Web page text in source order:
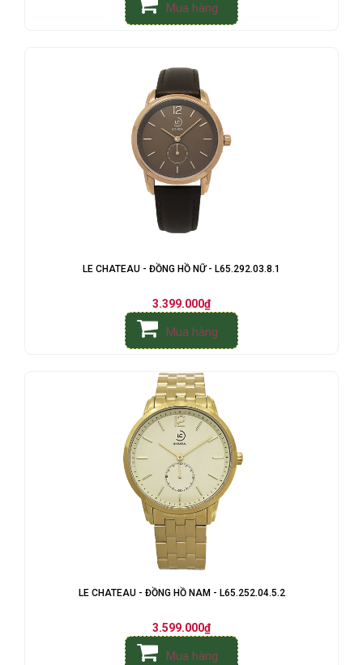
Mua hàng
LE CHATEAU - ĐỒNG HỒ NỮ - L65.292.03.8.1
3.399.000₫
Mua hàng
LE CHATEAU - ĐỒNG HỒ NAM - L65.252.04.5.2
3.599.000₫
Mua hàng